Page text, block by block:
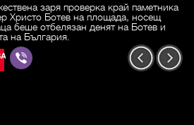
заря проверка край паметника
Христо Ботев на площада, носещ
беше отбелязан денят на Ботев и
на България.